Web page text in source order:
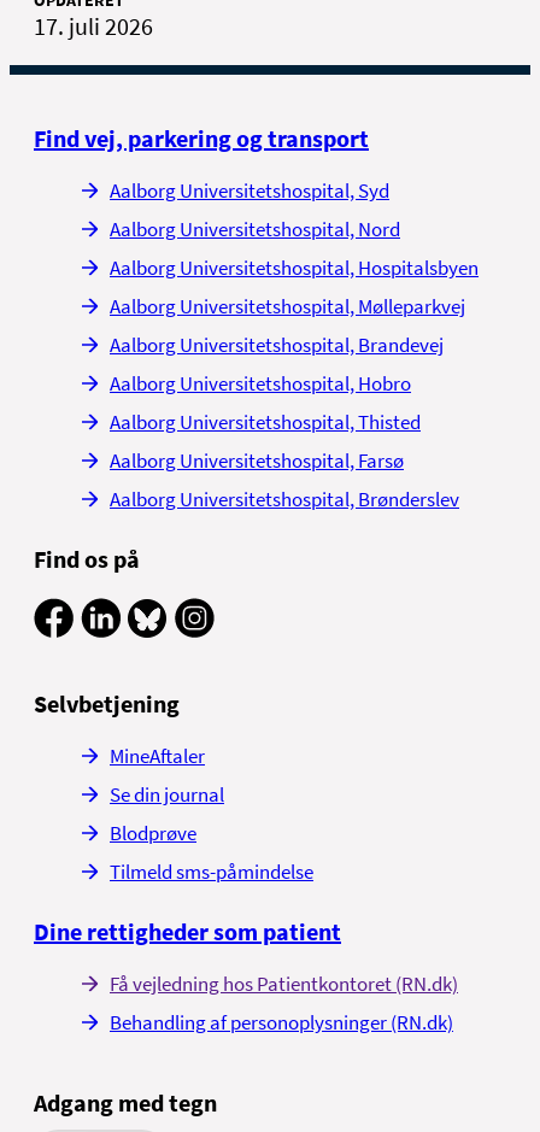
dig. Ring til NT på tlf. 98 11 11 11.
Se afgangs- og ankomsttider i
17. juli 2026
Find vej, parkering og transport
Aalborg Universitetshospital, Syd
Aalborg Universitetshospital, Nord
Aalborg Universitetshospital, Hospitalsbyen
Aalborg Universitetshospital, Mølleparkvej
Aalborg Universitetshospital, Brandevej
Aalborg Universitetshospital, Hobro
Aalborg Universitetshospital, Thisted
Aalborg Universitetshospital, Farsø
Aalborg Universitetshospital, Brønderslev
Find os på
Selvbetjening
MineAftaler
Se din journal
Blodprøve
Tilmeld sms-påmindelse
Dine rettigheder som patient
Få vejledning hos Patientkontoret (RN.dk)
Behandling af personoplysninger (RN.dk)
Adgang med tegn